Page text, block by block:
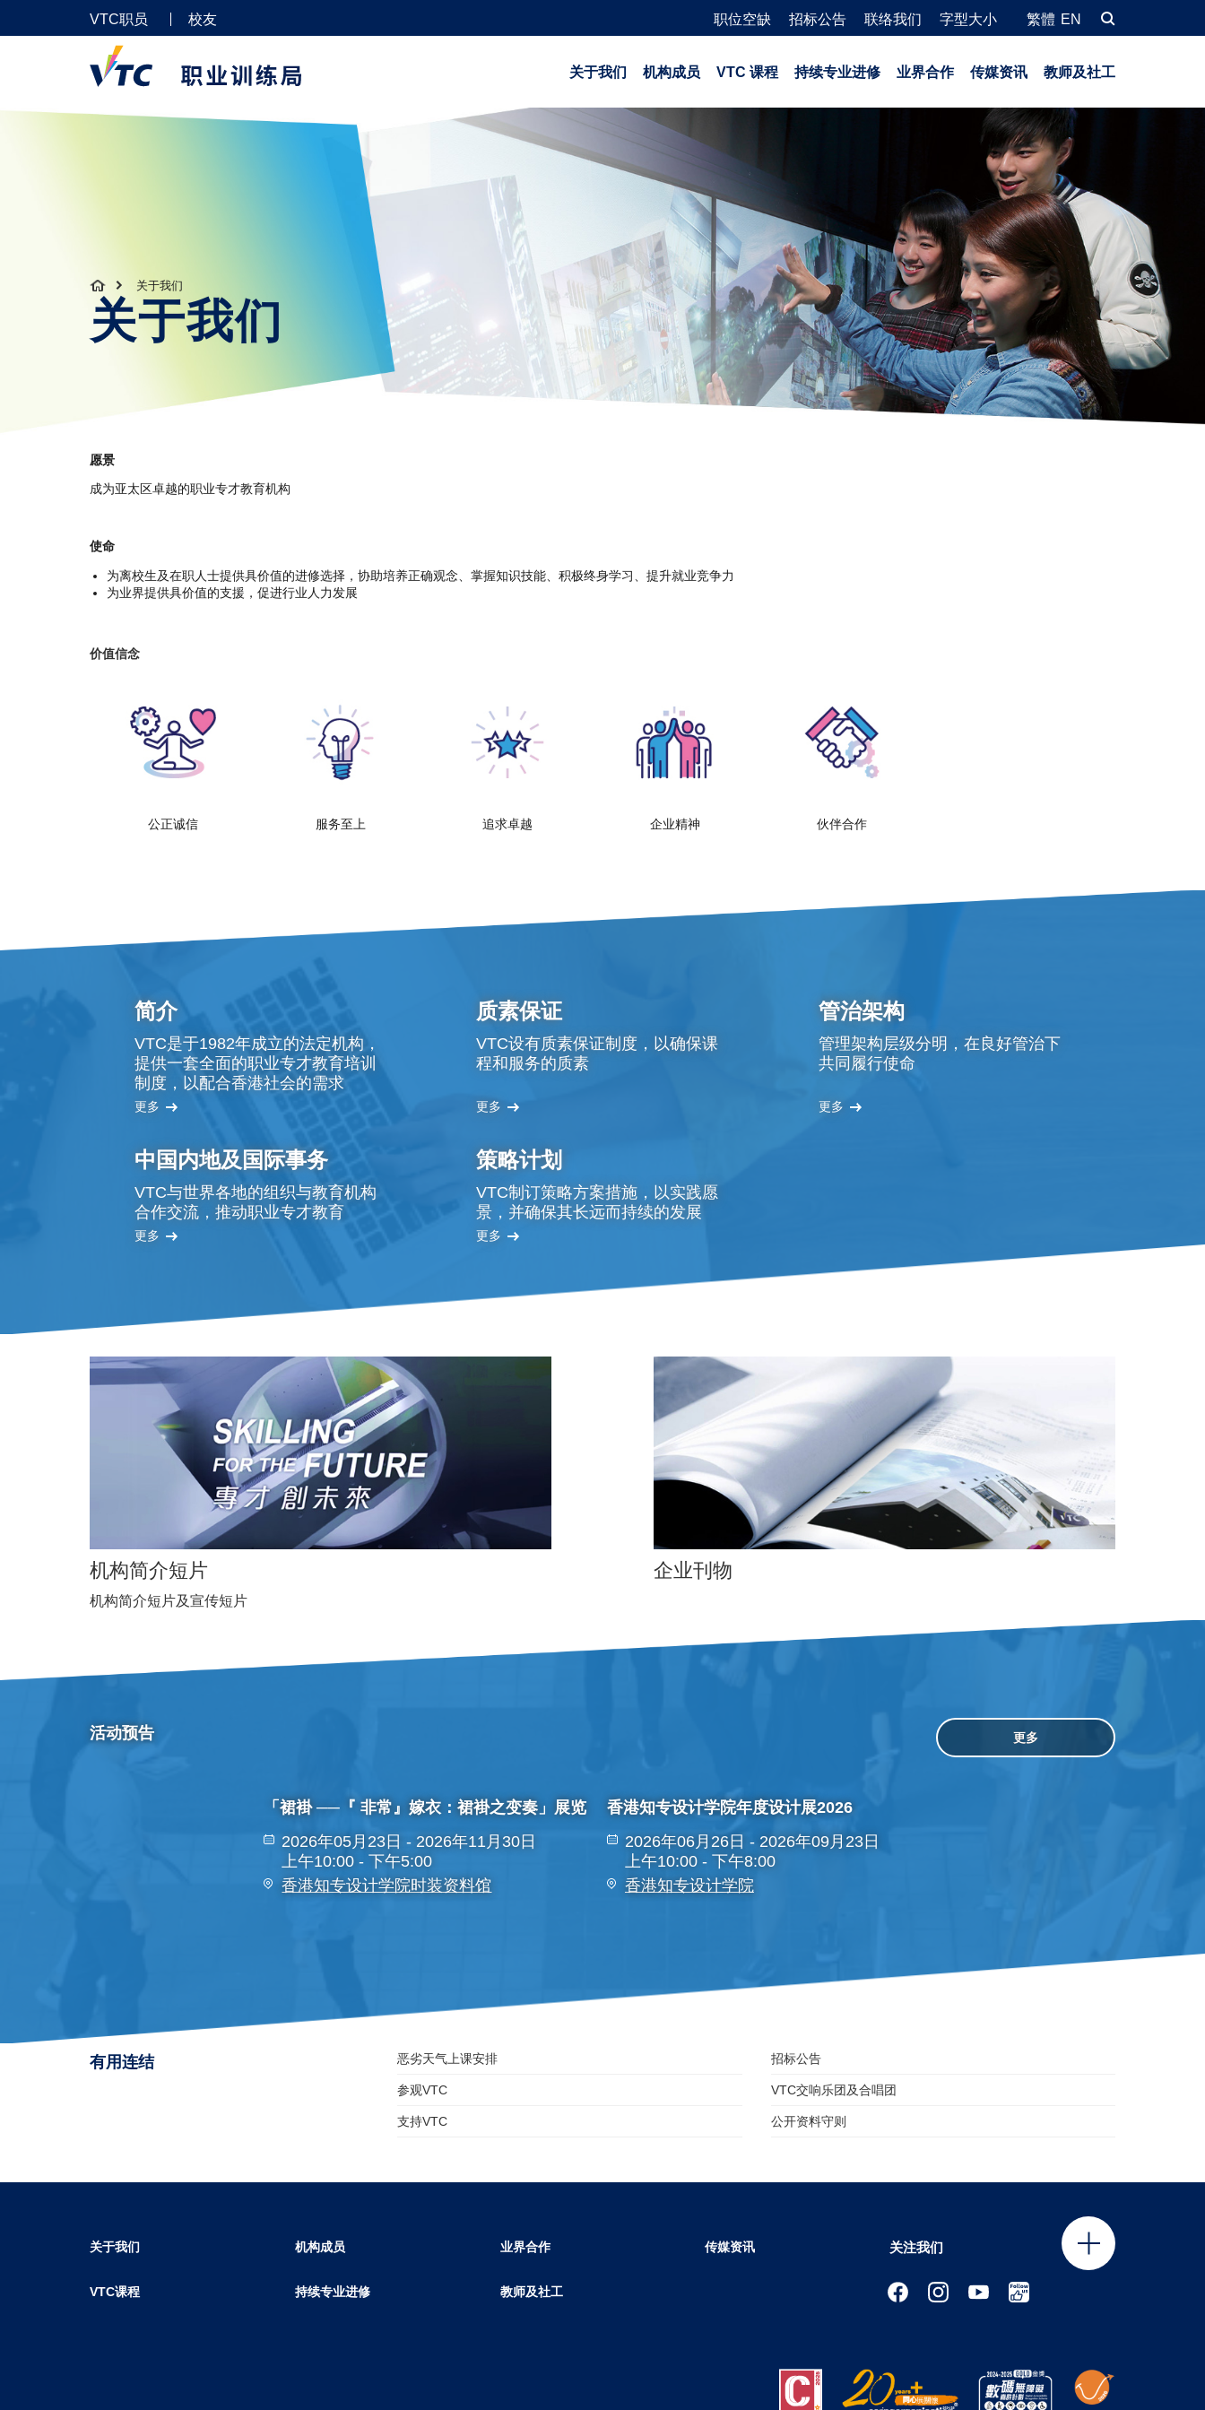
VTC职员 校友 职位空缺 招标公告 联络我们 字型大小 繁體 EN
关于我们 机构成员 VTC 课程 持续专业进修 业界合作 传媒资讯 教师及社工
关于我们
关于我们
愿景
成为亚太区卓越的职业专才教育机构
使命
为离校生及在职人士提供具价值的进修选择，协助培养正确观念、掌握知识技能、积极终身学习、提升就业竞争力
为业界提供具价值的支援，促进行业人力发展
价值信念
公正诚信 服务至上 追求卓越 企业精神 伙伴合作
简介
VTC是于1982年成立的法定机构，
提供一套全面的职业专才教育培训
制度，以配合香港社会的需求
更多
质素保证
VTC设有质素保证制度，以确保课
程和服务的质素
更多
管治架构
管理架构层级分明，在良好管治下
共同履行使命
更多
中国内地及国际事务
VTC与世界各地的组织与教育机构
合作交流，推动职业专才教育
更多
策略计划
VTC制订策略方案措施，以实践愿
景，并确保其长远而持续的发展
更多
机构简介短片
机构简介短片及宣传短片
企业刊物
活动预告
「裙褂 ──『 非常』嫁衣：裙褂之变奏」展览
2026年05月23日 - 2026年11月30日
上午10:00 - 下午5:00
香港知专设计学院时装资料馆
香港知专设计学院年度设计展2026
2026年06月26日 - 2026年09月23日
上午10:00 - 下午8:00
香港知专设计学院
更多
有用连结 恶劣天气上课安排 招标公告
参观VTC VTC交响乐团及合唱团
支持VTC 公开资料守则
关注我们
关于我们 机构成员 业界合作 传媒资讯
VTC课程 持续专业进修 教师及社工